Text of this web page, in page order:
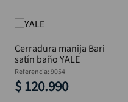
Cerradura manija Bari
satín baño YALE
Referencia: 9054
$ 120.990